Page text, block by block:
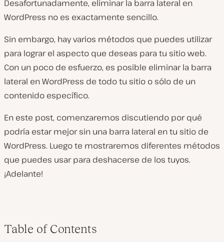
Desafortunadamente, eliminar la barra lateral en
WordPress no es exactamente sencillo.
Sin embargo, hay varios métodos que puedes utilizar
para lograr el aspecto que deseas para tu sitio web.
Con un poco de esfuerzo, es posible eliminar la barra
lateral en WordPress de todo tu sitio o sólo de un
contenido específico.
En este post, comenzaremos discutiendo por qué
podría estar mejor sin una barra lateral en tu sitio de
WordPress. Luego te mostraremos diferentes métodos
que puedes usar para deshacerse de los tuyos.
¡Adelante!
Table of Contents